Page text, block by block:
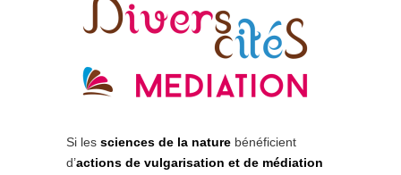
Si les sciences de la nature bénéficient
d’actions de vulgarisation et de médiation